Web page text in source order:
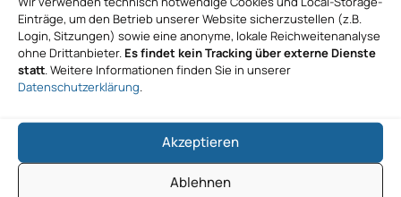
Einträge, um den Betrieb unserer Website sicherzustellen (z.B.
Login, Sitzungen) sowie eine anonyme, lokale Reichweitenanalyse
ohne Drittanbieter. Es findet kein Tracking über externe Dienste
statt. Weitere Informationen finden Sie in unserer
Datenschutzerklärung.
Akzeptieren
Ablehnen